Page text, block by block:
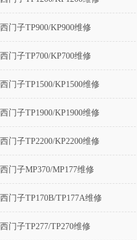
西门子TP900/KP900维修
西门子TP700/KP700维修
西门子TP1500/KP1500维修
西门子TP1900/KP1900维修
西门子TP2200/KP2200维修
西门子MP370/MP177维修
西门子TP170B/TP177A维修
西门子TP277/TP270维修